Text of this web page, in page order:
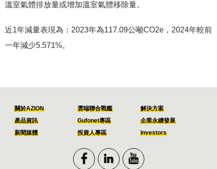
溫室氣體排放量或增加溫室氣體移除量。
近1年減量表現為：2023年為117.09公噸CO2e，2024年較前
一年減少5.571%。
關於AZION 雲端聯合戰艦
解決方案
產品資訊
Gufonet專區
企業永續發展
新聞媒體
投資人專區 Investors